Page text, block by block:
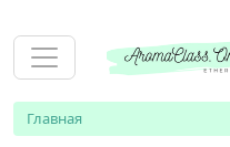
Главная